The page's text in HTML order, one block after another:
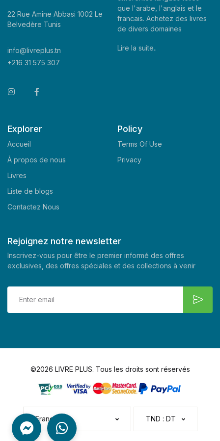
22 Rue Amine Abbasi 1002 Le
Belvedère Tunis
info@livreplus.tn
+216 31 575 307
que l'arabe, l'anglais et le
francais. Achetez des livres
de divers domaines
Lire la suite..
Explorer
Accueil
À propos de nous
Livres
Liste de blogs
Contactez Nous
Policy
Terms Of Use
Privacy
Rejoignez notre newsletter
Inscrivez-vous pour être le premier informé des offres
exclusives, des offres spéciales et des collections à venir
©2026 LIVRE PLUS. Tous les droits sont réservés
Français TND : DT